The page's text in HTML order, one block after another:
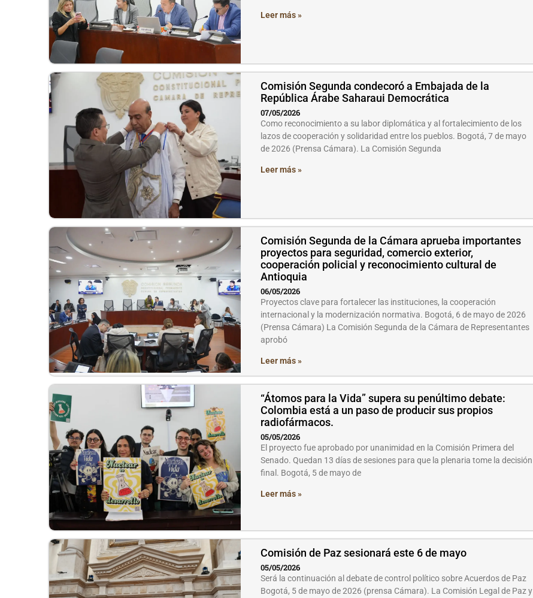
Leer más »
Comisión Segunda condecoró a Embajada de la
República Árabe Saharaui Democrática
07/05/2026
Como reconocimiento a su labor diplomática y al fortalecimiento de los
lazos de cooperación y solidaridad entre los pueblos. Bogotá, 7 de mayo
de 2026 (Prensa Cámara). La Comisión Segunda
Leer más »
Comisión Segunda de la Cámara aprueba importantes
proyectos para seguridad, comercio exterior,
cooperación policial y reconocimiento cultural de
Antioquia
06/05/2026
Proyectos clave para fortalecer las instituciones, la cooperación
internacional y la modernización normativa. Bogotá, 6 de mayo de 2026
(Prensa Cámara) La Comisión Segunda de la Cámara de Representantes
aprobó
Leer más »
“Átomos para la Vida” supera su penúltimo debate:
Colombia está a un paso de producir sus propios
radiofármacos.
05/05/2026
El proyecto fue aprobado por unanimidad en la Comisión Primera del
Senado. Quedan 13 días de sesiones para que la plenaria tome la decisión
final. Bogotá, 5 de mayo de
Leer más »
Comisión de Paz sesionará este 6 de mayo
05/05/2026
Será la continuación al debate de control político sobre Acuerdos de Paz
Bogotá, 5 de mayo de 2026 (prensa Cámara). La Comisión Legal de Paz y